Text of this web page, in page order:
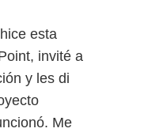
esta
invité a
y les di
Me